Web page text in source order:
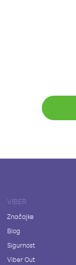
VIBER
Značajke
Blog
Sigurnost
Viber Out